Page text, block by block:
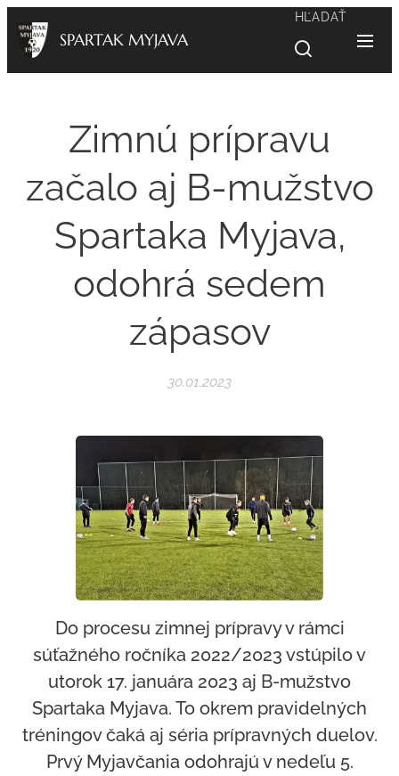
SPARTAK MYJAVA
HĽADAŤ
Zimnú prípravu
začalo aj B-mužstvo
Spartaka Myjava,
odohrá sedem
zápasov
30.01.2023
Do procesu zimnej prípravy v rámci
súťažného ročníka 2022/2023 vstúpilo v
utorok 17. januára 2023 aj B-mužstvo
Spartaka Myjava. To okrem pravidelných
tréningov čaká aj séria prípravných duelov.
Prvý Myjavčania odohrajú v nedeľu 5.